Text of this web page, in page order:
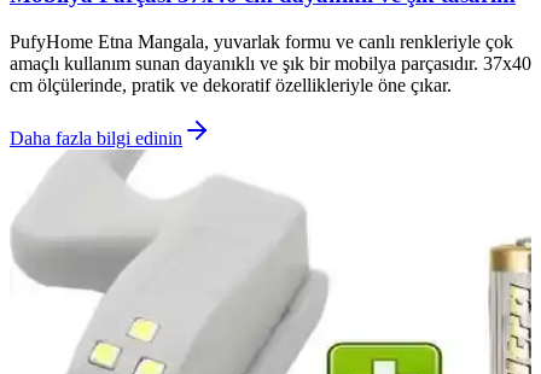
PufyHome Etna Mangala, yuvarlak formu ve canlı renkleriyle çok
amaçlı kullanım sunan dayanıklı ve şık bir mobilya parçasıdır. 37x40
cm ölçülerinde, pratik ve dekoratif özellikleriyle öne çıkar.
Daha fazla bilgi edinin